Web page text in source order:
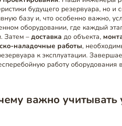
будущего резервуара, но и
базу и, что особенно важно,
оборудовании, где каждый
Затем –доставка до объекта,
наладочные работы,
к эксплуатации.
работу оборудования
важно учитывать